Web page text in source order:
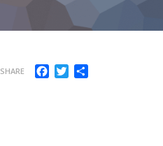
SHARE Facebook
Twitter